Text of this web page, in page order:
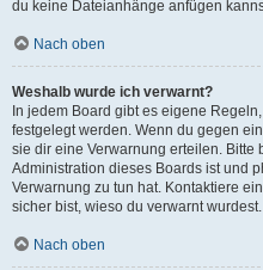
du keine Dateianhänge anfügen
Nach oben
Weshalb wurde ich verwarnt?
In jedem Board gibt es eigene
festgelegt werden. Wenn du gegen
sie dir eine Verwarnung erteilen.
Administration dieses Boards ist und
Verwarnung zu tun hat. Kontaktiere
sicher bist, wieso du verwarnt wurdest.
Nach oben